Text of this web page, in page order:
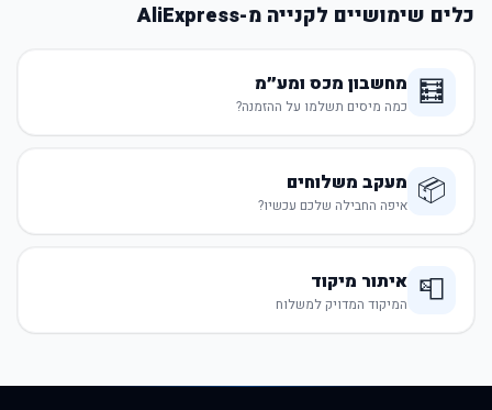
כלים שימושיים לקנייה מ-AliExpress
🧮 מחשבון מכס ומע״מ
כמה מיסים תשלמו על ההזמנה?
📦 מעקב משלוחים
איפה החבילה שלכם עכשיו?
📮 איתור מיקוד
המיקוד המדויק למשלוח